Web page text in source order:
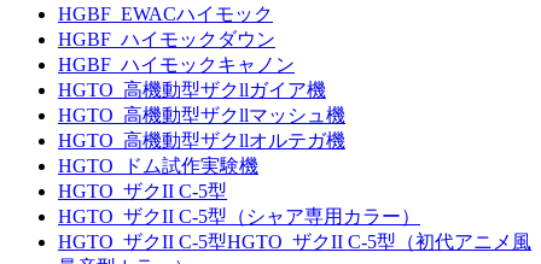
HGBF_EWACハイモック
HGBF_ハイモックダウン
HGBF_ハイモックキャノン
HGTO_高機動型ザクllガイア機
HGTO_高機動型ザクllマッシュ機
HGTO_高機動型ザクllオルテガ機
HGTO_ドム試作実験機
HGTO_ザクII C-5型
HGTO_ザクII C-5型（シャア専用カラー）
HGTO_ザクII C-5型HGTO_ザクII C-5型（初代アニメ風